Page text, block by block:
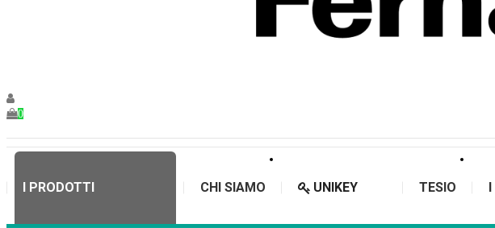
0
I PRODOTTI CHI SIAMO UNIKEY TESIO